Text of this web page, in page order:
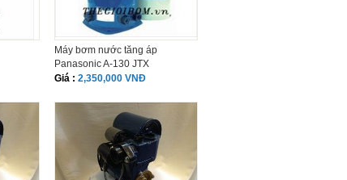
Máy bơm nước tăng áp
Panasonic A-130 JTX
Giá : 2,350,000 VNĐ